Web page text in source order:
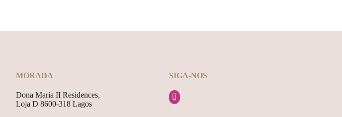
MORADA
Dona Maria II Residences,
Loja D 8600-318 Lagos
SIGA-NOS